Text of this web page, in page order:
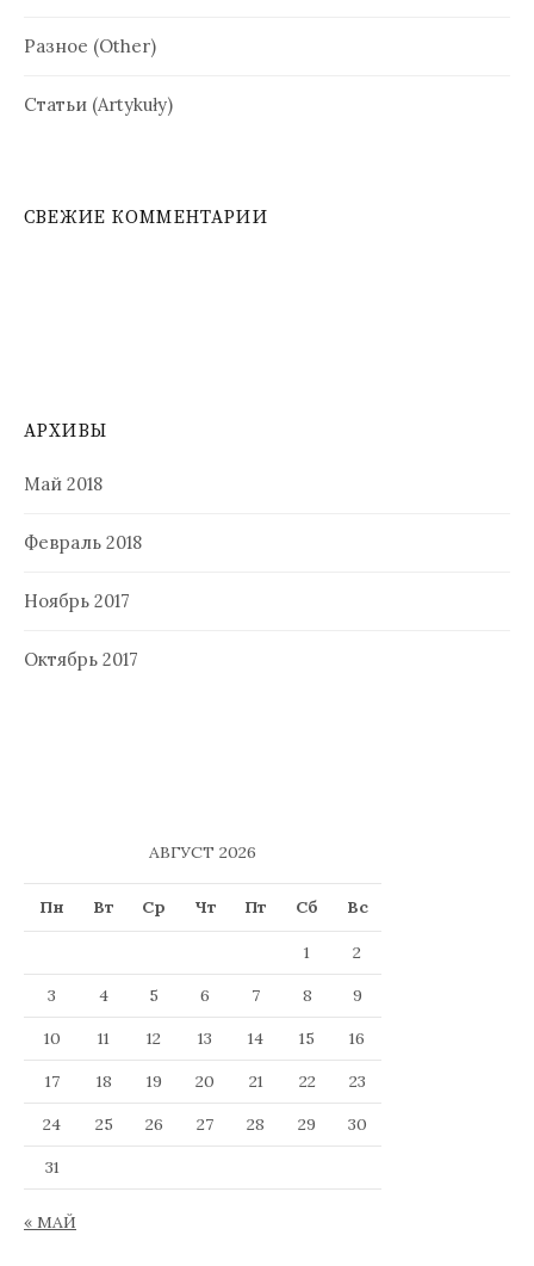
Разное (Other)
Статьи (Artykuły)
СВЕЖИЕ КОММЕНТАРИИ
АРХИВЫ
Май 2018
Февраль 2018
Ноябрь 2017
Октябрь 2017
АВГУСТ 2026
Пн Вт Ср Чт Пт Сб Вс
« МАЙ
1
2
3
4 5 6 7 8
9
10
11 12 13 14 15
16
17
18 19 20 21 22
23
24
25 26 27 28 29
30
31